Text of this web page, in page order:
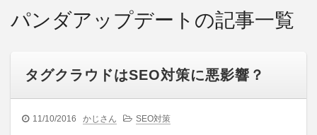
パンダアップデートの記事一覧
タグクラウドはSEO対策に悪影響？
11/10/2016 かじさん SEO対策